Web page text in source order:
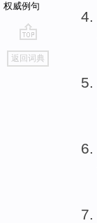
权威例句
go
top
返回词典